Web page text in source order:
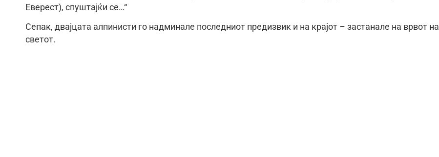
Еверест), спуштајќи се…“
Сепак, двајцата алпинисти го надминале последниот предизвик и на крајот – застанале на врвот на
светот.